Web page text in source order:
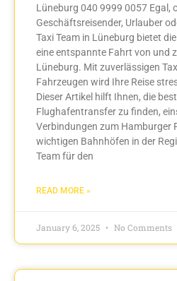
Lüneburg 040 9999 0057 Egal,
Geschäftsreisender, Urlauber
Taxi Team in Lüneburg bietet
eine entspannte Fahrt von und
Lüneburg. Mit zuverlässigen
Fahrzeugen wird Ihre Reise
Dieser Artikel hilft Ihnen, die
Flughafentransfer zu finden,
Verbindungen zum Hamburger
wichtigen Bahnhöfen in der
Team für den
READ MORE »
January 6, 2025 No Comments